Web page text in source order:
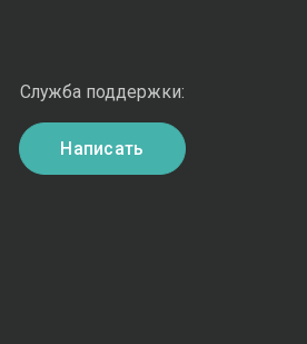
Служба поддержки:
Написать